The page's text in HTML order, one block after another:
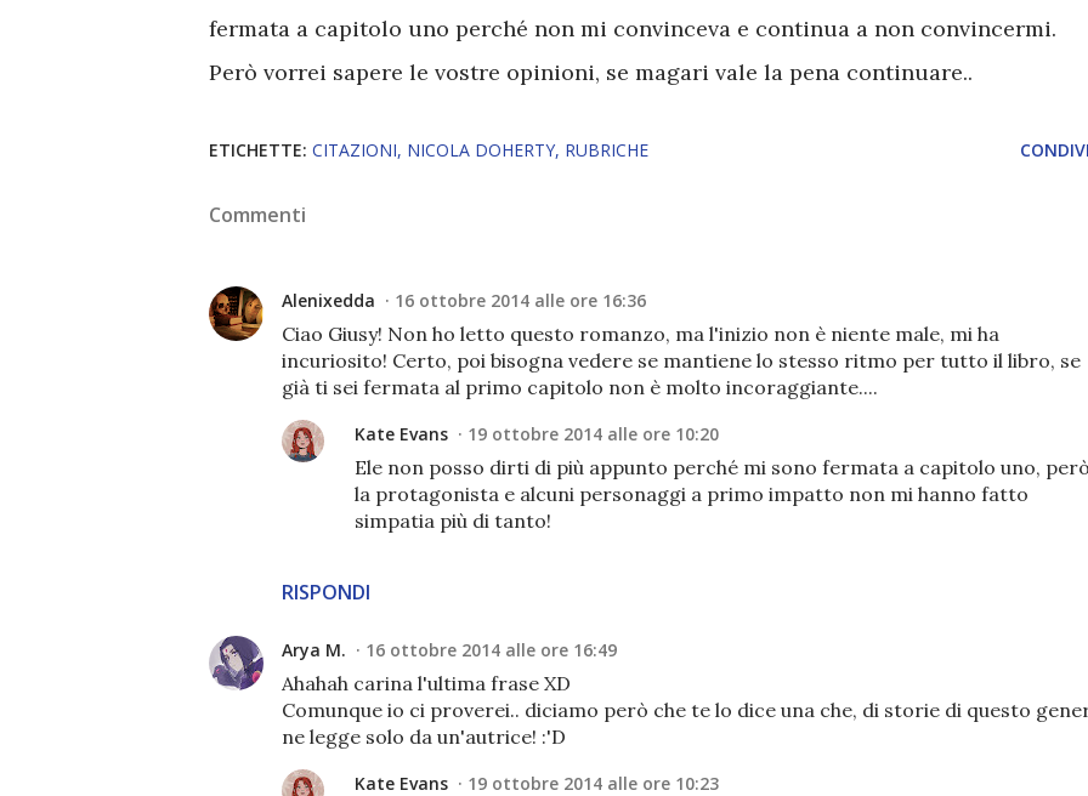
fermata a capitolo uno perché non mi convinceva e continua a non convincermi.
Però vorrei sapere le vostre opinioni, se magari vale la pena continuare..
ETICHETTE: CITAZIONI NICOLA DOHERTY RUBRICHE
Commenti
Alenixedda 16 ottobre 2014 alle ore 16:36
Ciao Giusy! Non ho letto questo romanzo, ma l'inizio non è niente male, mi ha
incuriosito! Certo, poi bisogna vedere se mantiene lo stesso ritmo per tutto il libro, se
già ti sei fermata al primo capitolo non è molto incoraggiante....
RISPONDI
Kate Evans 19 ottobre 2014 alle ore 10:20
Ele non posso dirti di più appunto perché mi sono fermata a capitolo uno,
la protagonista e alcuni personaggi a primo impatto non mi hanno fatto
simpatia più di tanto!
Arya M. 16 ottobre 2014 alle ore 16:49
Ahahah carina l'ultima frase XD
Comunque io ci proverei.. diciamo però che te lo dice una che, di storie di questo
ne legge solo da un'autrice! :'D
Kate Evans 19 ottobre 2014 alle ore 10:23